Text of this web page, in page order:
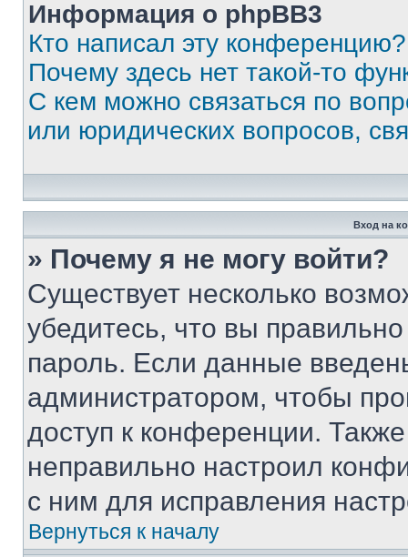
Информация о phpBB3
Кто написал эту конференцию?
Почему здесь нет такой-то
С кем можно связаться по
или юридических вопросов,
Вход на
» Почему я не могу войти?
Существует несколько
убедитесь, что вы
пароль. Если данные
администратором, чтобы
доступ к конференции.
неправильно настроил
с ним для исправления
Вернуться к началу